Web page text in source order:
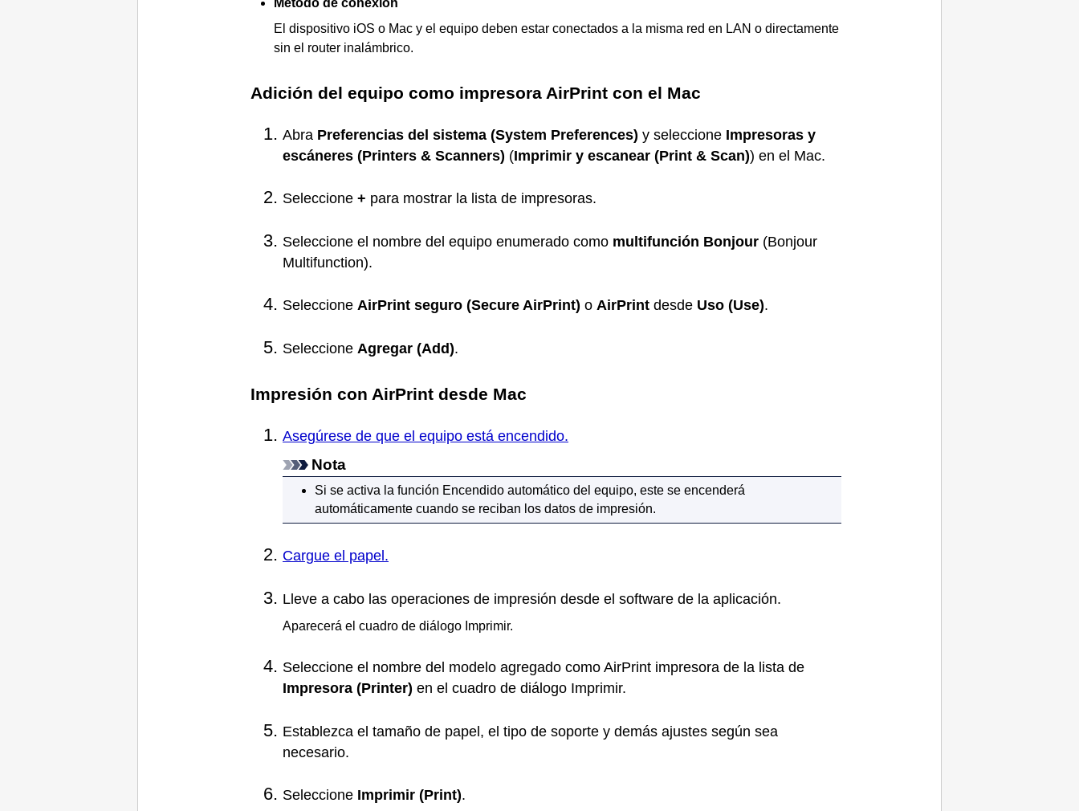
El dispositivo iOS o Macy el equipodeben estar conectados a la misma red en LAN o directamente
sin el router inalámbrico.
Adición del equipo como impresora AirPrint con el Mac
Abra Preferencias del sistema (System Preferences) y seleccione Impresoras y
escáneres (Printers & Scanners) (Imprimir y escanear (Print & Scan)) en el Mac.
Seleccione + para mostrar la lista de impresoras.
Seleccione el nombre del equipo enumerado como multifunción Bonjour (Bonjour
Multifunction).
Seleccione AirPrint seguro (Secure AirPrint) o AirPrint desde Uso (Use).
Seleccione Agregar (Add).
Impresión con AirPrint desde Mac
Asegúrese de que el equipo está encendido.
Nota
Si se activa la función Encendido automático delequipo,este se encenderá
automáticamente cuando se reciban los datos de impresión.
Cargue el papel.
Lleve a cabo las operaciones de impresión desde el software de la aplicación.
Aparecerá el cuadro de diálogo Imprimir.
Seleccione el nombre del modelo agregado como AirPrint impresora de la lista de
Impresora (Printer) en el cuadro de diálogo Imprimir.
Establezca el tamaño de papel, el tipo de soporte y demás ajustes según sea
necesario.
Seleccione Imprimir (Print).